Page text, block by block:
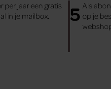
per jaar een gratis
in je mailbox.
5 Als
op je